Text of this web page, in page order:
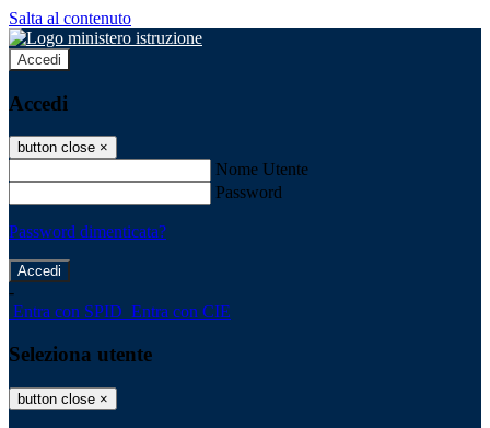
Salta al contenuto
Accedi
Accedi
button close ×
Nome Utente
Password
Password dimenticata?
-
Entra con SPID Entra con CIE
Seleziona utente
button close ×